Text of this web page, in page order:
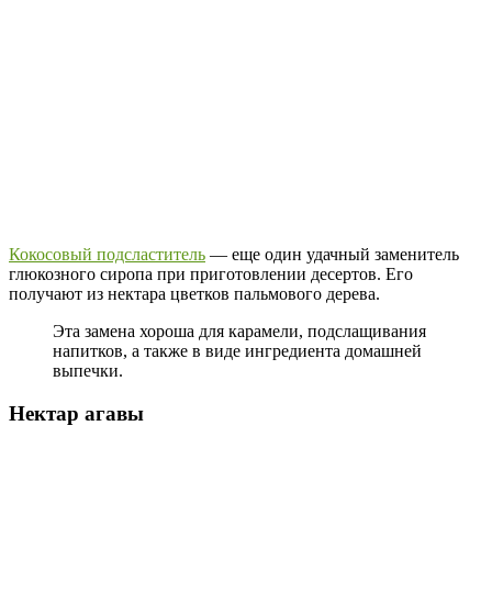
Кокосовый подсластитель — еще один удачный заменитель
глюкозного сиропа при приготовлении десертов. Его
получают из нектара цветков пальмового дерева.
Эта замена хороша для карамели, подслащивания
напитков, а также в виде ингредиента домашней
выпечки.
Нектар агавы